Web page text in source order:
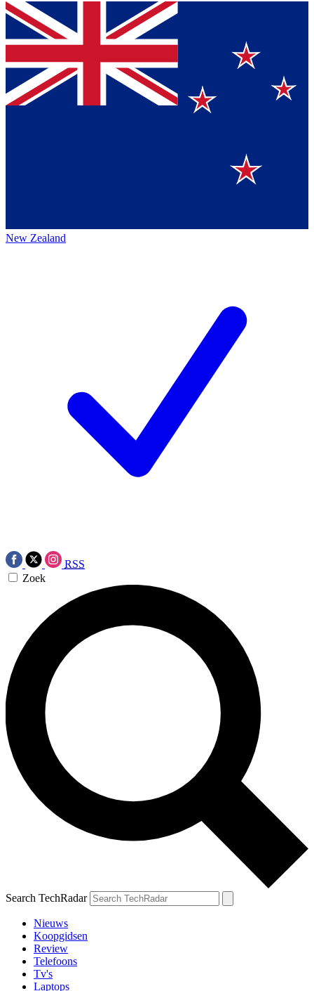
New Zealand
RSS
Zoek
Search TechRadar
Nieuws
Koopgidsen
Review
Telefoons
Tv's
Laptops